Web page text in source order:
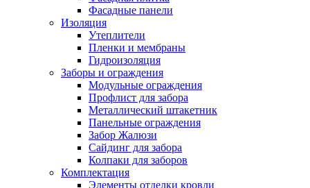
Фасадные панели
Изоляция
Утеплители
Пленки и мембраны
Гидроизоляция
Заборы и ограждения
Модульные ограждения
Профлист для забора
Металлический штакетник
Панельные ограждения
Забор Жалюзи
Сайдинг для забора
Колпаки для заборов
Комплектация
Элементы отделки кровли